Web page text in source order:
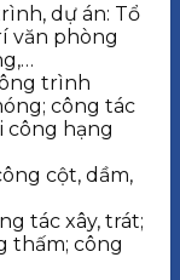
dự án: Tổ
văn phòng
trình
công tác
công hạng
cột, dầm,
tác xây, trát;
thấm; công